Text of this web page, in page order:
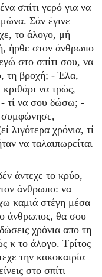
σπίτι γερό για να
Σάν έγινε
το άλογο, μή
ήρθε στον άνθρωπο
στο σπίτι σου, να
τη βροχή; - Έλα,
να τρώς,
- τί να σου δώσω; -
συμφώνησε,
λιγότερα χρόνια, τί
να ταλαιπωρείται
άντεχε το κρύο,
άνθρωπο: να
καμιά στέγη μέσα
άνθρωπος, θα σου
χρόνια απο τη
κ το άλογο. Τρίτος
την κακοκαιρία
στο σπίτι